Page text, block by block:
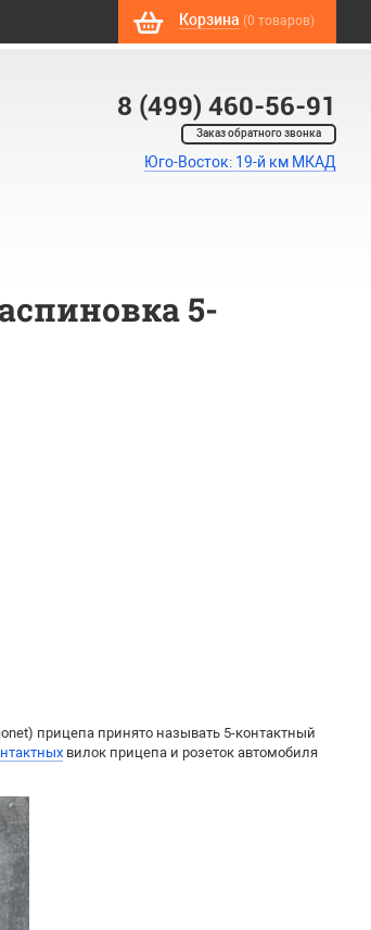
Корзина (0 товаров)
8 (499) 460-56-91
Заказ обратного звонка
Юго-Восток: 19-й км МКАД
5-
прицепа принято называть 5-контактный
вилок прицепа и розеток автомобиля